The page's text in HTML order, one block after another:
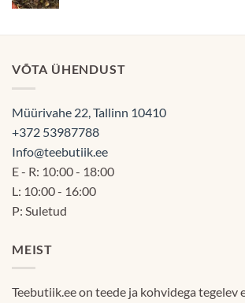
60.00€
VÕTA ÜHENDUST
Müürivahe 22, Tallinn 10410
+372 53987788
Info@teebutiik.ee
E - R: 10:00 - 18:00
L: 10:00 - 16:00
P: Suletud
MEIST
Teebutiik.ee on teede ja kohvidega tegelev